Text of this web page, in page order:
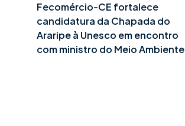
Fecomércio-CE fortalece
candidatura da Chapada do
Araripe à Unesco em encontro
com ministro do Meio Ambiente